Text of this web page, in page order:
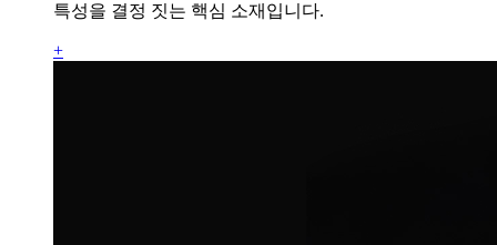
특성을 결정 짓는 핵심 소재입니다.
+